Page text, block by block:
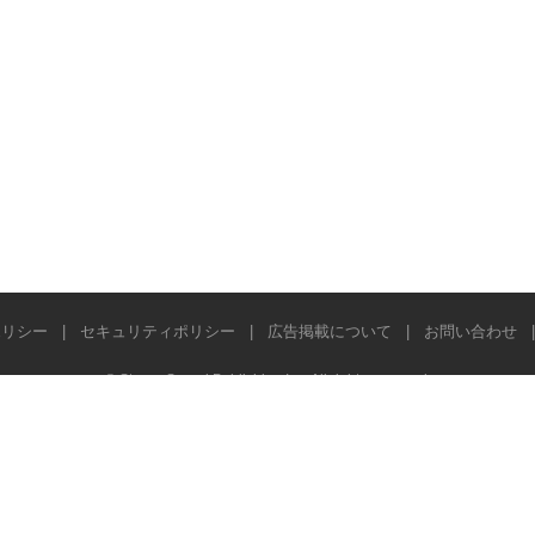
シー セキュリティポリシー 広告掲載について お問い合わせ
© Stereo Sound Publishing Inc. All rights reserved.